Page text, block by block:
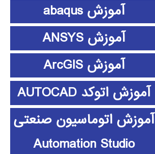
آموزش abaqus
آموزش ANSYS
آموزش ArcGIS
آموزش اتوکد AUTOCAD
آموزش اتوماسیون صنعتی
Automation Studio